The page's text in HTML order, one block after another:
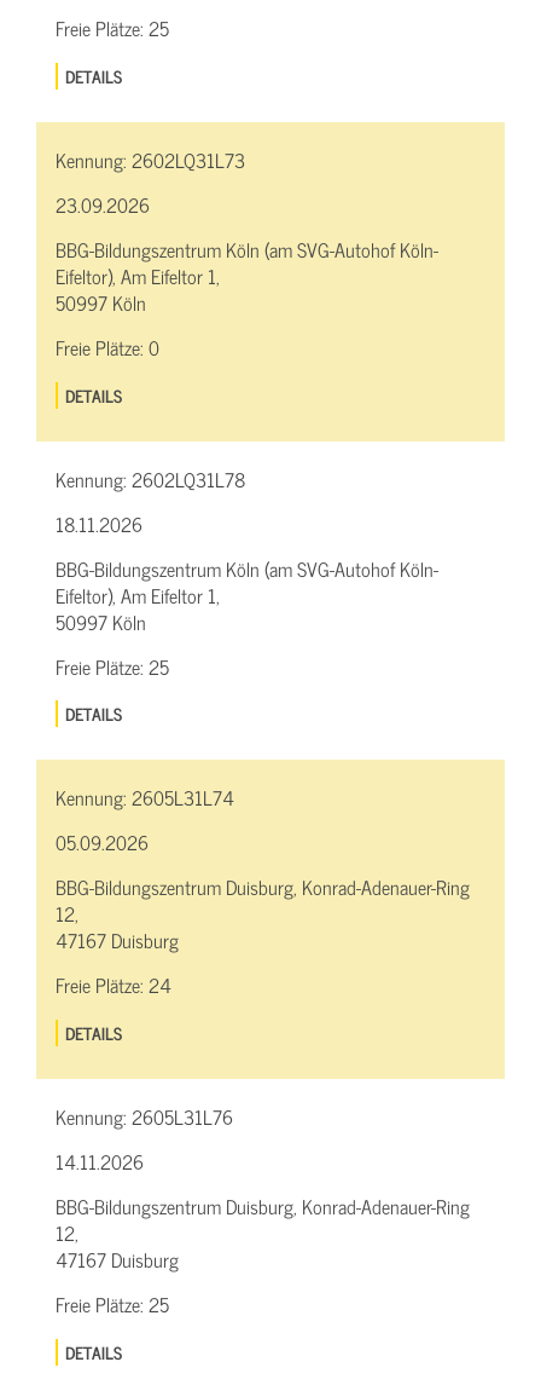
Freie Plätze:25
DETAILS
Kennung:2602LQ31L73
23.09.2026
BBG-Bildungszentrum Köln (am SVG-Autohof Köln-
Eifeltor), Am Eifeltor 1,
50997 Köln
Freie Plätze:0
DETAILS
Kennung:2602LQ31L78
18.11.2026
BBG-Bildungszentrum Köln (am SVG-Autohof Köln-
Eifeltor), Am Eifeltor 1,
50997 Köln
Freie Plätze:25
DETAILS
Kennung:2605L31L74
05.09.2026
BBG-Bildungszentrum Duisburg, Konrad-Adenauer-Ring
12,
47167 Duisburg
Freie Plätze:24
DETAILS
Kennung:2605L31L76
14.11.2026
BBG-Bildungszentrum Duisburg, Konrad-Adenauer-Ring
12,
47167 Duisburg
Freie Plätze:25
DETAILS